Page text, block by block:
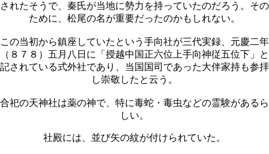
されたそうで、秦氏が当地に勢力を持っていたのだろう。その
ために、松尾の名が重要だったのかもしれない。
この当初から鎮座していたという手向社が三代実録、元慶二年
（８７８）五月八日に「授越中国正六位上手向神従五位下」と
記されている式外社であり、当国国司であった大伴家持も参拝
し崇敬したと云う。
合祀の天神社は薬の神で、特に毒蛇・毒虫などの霊験があるら
しい。
社殿には、並び矢の紋が付けられていた。